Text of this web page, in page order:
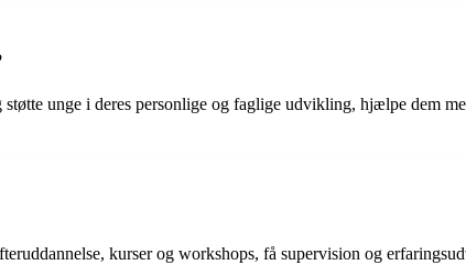
unge i deres personlige og faglige udvikling, hjælpe dem
kurser og workshops, få supervision og